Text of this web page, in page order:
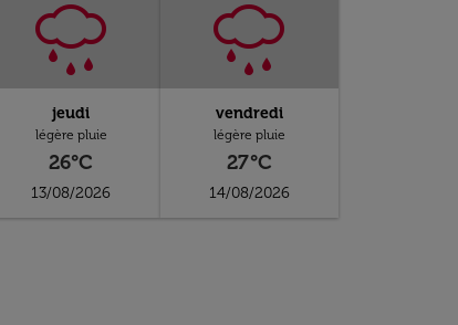
jeudi
légère pluie
26°C
13/08/2026
vendredi
légère pluie
27°C
14/08/2026